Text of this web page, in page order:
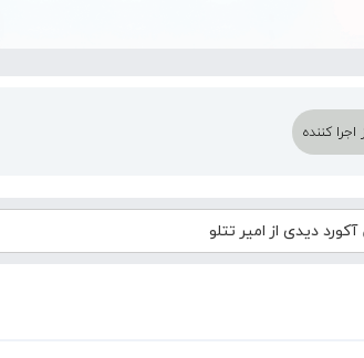
کننده
دیدی از امیر تتلو